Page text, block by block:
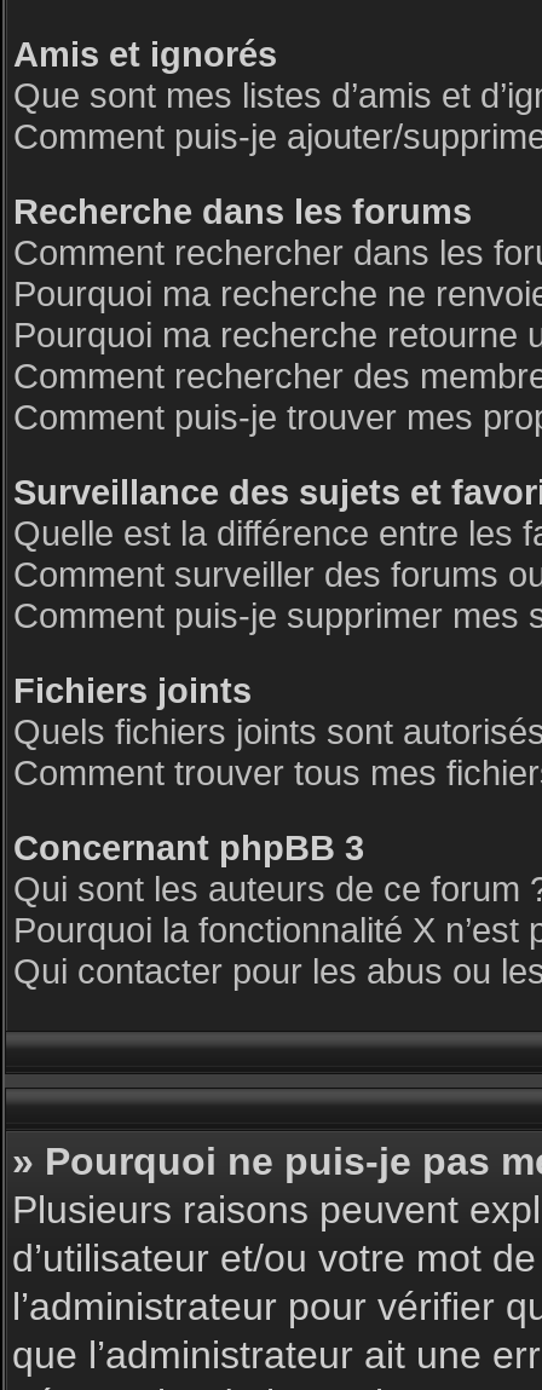
Amis et ignorés
Que sont mes listes d’amis et
Comment puis-je ajouter/
Recherche dans les forums
Comment rechercher dans les
Pourquoi ma recherche ne
Pourquoi ma recherche retourne
Comment rechercher des
Comment puis-je trouver mes
Surveillance des sujets et
Quelle est la différence entre les
Comment surveiller des forums
Comment puis-je supprimer mes
Fichiers joints
Quels fichiers joints sont
Comment trouver tous mes
Concernant phpBB 3
Qui sont les auteurs de ce forum
Pourquoi la fonctionnalité X n’est
Qui contacter pour les abus ou
» Pourquoi ne puis-je pas
Plusieurs raisons peuvent
d’utilisateur et/ou votre mot
l’administrateur pour vérifier
que l’administrateur ait une